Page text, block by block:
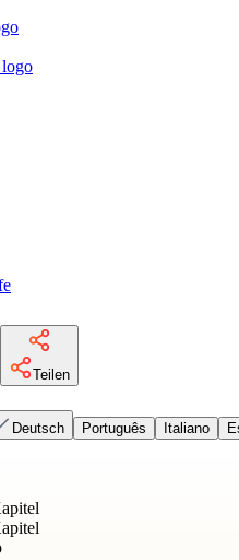
Teilen
Deutsch Português Italiano